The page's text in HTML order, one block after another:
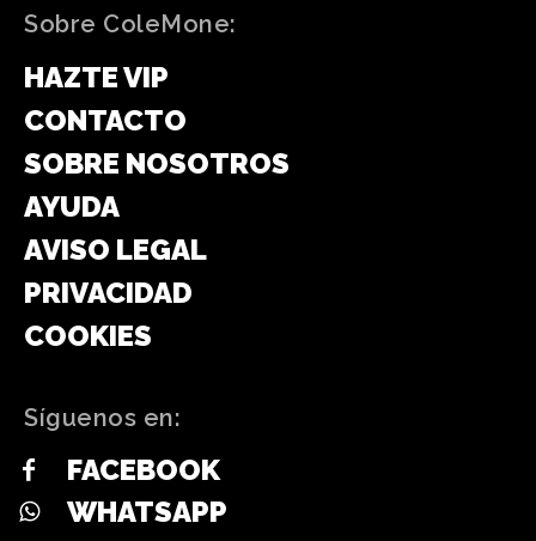
Sobre ColeMone:
HAZTE VIP
CONTACTO
SOBRE NOSOTROS
AYUDA
AVISO LEGAL
PRIVACIDAD
COOKIES
Síguenos en:
FACEBOOK
WHATSAPP